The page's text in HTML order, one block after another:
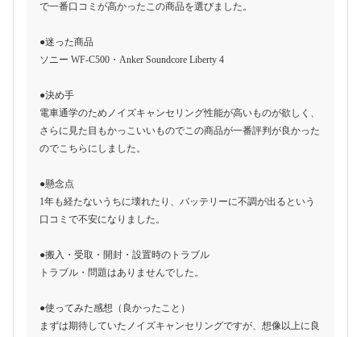
で一番口コミが高かったこの商品を選びました。
●迷った商品
ソニー WF-C500・Anker Soundcore Liberty 4
●決め手
電車通学のためノイズキャンセリング性能が高いものが欲しく、
さらに見た目もかっこいいものでこの商品が一番評判が良かった
のでこちらにしました。
●懸念点
1年も経たないうちに壊れたり、バッテリーに不調が出るという
口コミで不安になりました。
●搬入・受取・開封・設置時のトラブル
トラブル・問題はありませんでした。
●使ってみた感想（良かったこと）
まずは期待していたノイズキャンセリングですが、想像以上に良